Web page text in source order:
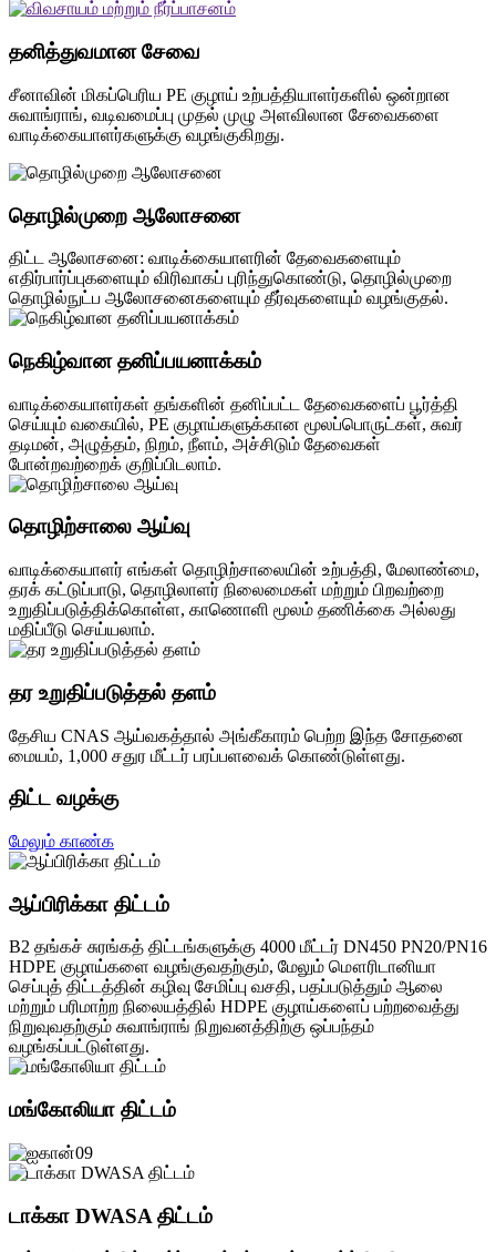
தனித்துவமான சேவை
சீனாவின் மிகப்பெரிய PE குழாய் உற்பத்தியாளர்களில் ஒன்றான
சுவாங்ராங், வடிவமைப்பு முதல் முழு அளவிலான சேவைகளை
வாடிக்கையாளர்களுக்கு வழங்குகிறது.
தொழில்முறை ஆலோசனை
திட்ட ஆலோசனை: வாடிக்கையாளரின் தேவைகளையும்
எதிர்பார்ப்புகளையும் விரிவாகப் புரிந்துகொண்டு, தொழில்முறை
தொழில்நுட்ப ஆலோசனைகளையும் தீர்வுகளையும் வழங்குதல்.
நெகிழ்வான தனிப்பயனாக்கம்
வாடிக்கையாளர்கள் தங்களின் தனிப்பட்ட தேவைகளைப் பூர்த்தி
செய்யும் வகையில், PE குழாய்களுக்கான மூலப்பொருட்கள், சுவர்
தடிமன், அழுத்தம், நிறம், நீளம், அச்சிடும் தேவைகள்
போன்றவற்றைக் குறிப்பிடலாம்.
தொழிற்சாலை ஆய்வு
வாடிக்கையாளர் எங்கள் தொழிற்சாலையின் உற்பத்தி, மேலாண்மை,
தரக் கட்டுப்பாடு, தொழிலாளர் நிலைமைகள் மற்றும் பிறவற்றை
உறுதிப்படுத்திக்கொள்ள, காணொளி மூலம் தணிக்கை அல்லது
மதிப்பீடு செய்யலாம்.
தர உறுதிப்படுத்தல் தளம்
தேசிய CNAS ஆய்வகத்தால் அங்கீகாரம் பெற்ற இந்த சோதனை
மையம், 1,000 சதுர மீட்டர் பரப்பளவைக் கொண்டுள்ளது.
திட்ட வழக்கு
மேலும் காண்க
ஆப்பிரிக்கா திட்டம்
B2 தங்கச் சுரங்கத் திட்டங்களுக்கு 4000 மீட்டர் DN450 PN20/PN16
HDPE குழாய்களை வழங்குவதற்கும், மேலும் மௌரிடானியா
செப்புத் திட்டத்தின் கழிவு சேமிப்பு வசதி, பதப்படுத்தும் ஆலை
மற்றும் பரிமாற்ற நிலையத்தில் HDPE குழாய்களைப் பற்றவைத்து
நிறுவுவதற்கும் சுவாங்ராங் நிறுவனத்திற்கு ஒப்பந்தம்
வழங்கப்பட்டுள்ளது.
மங்கோலியா திட்டம்
டாக்கா DWASA திட்டம்